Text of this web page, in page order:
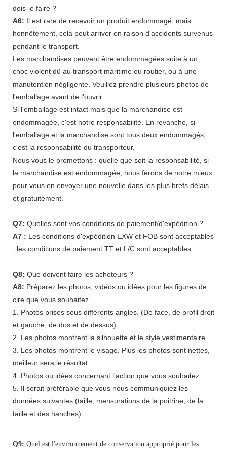
dois-je faire ?
A6: Il est rare de recevoir un produit endommagé, mais
honnêtement, cela peut arriver en raison d'accidents survenus
pendant le transport.
Les marchandises peuvent être endommagées suite à un
choc violent dû au transport maritime ou routier, ou à une
manutention négligente. Veuillez prendre plusieurs photos de
l'emballage avant de l'ouvrir.
Si l'emballage est intact mais que la marchandise est
endommagée, c'est notre responsabilité. En revanche, si
l'emballage et la marchandise sont tous deux endommagés,
c'est la responsabilité du transporteur.
Nous vous le promettons : quelle que soit la responsabilité, si
la marchandise est endommagée, nous ferons de notre mieux
pour vous en envoyer une nouvelle dans les plus brefs délais
et gratuitement.
Q7: Quelles sont vos conditions de paiement/d'expédition ?
A7 : Les conditions d'expédition EXW et FOB sont acceptables
; les conditions de paiement TT et L/C sont acceptables.
Q8: Que doivent faire les acheteurs ?
A8: Préparez les photos, vidéos ou idées pour les figures de
cire que vous souhaitez.
1. Photos prises sous différents angles. (De face, de profil droit
et gauche, de dos et de dessus)
2. Les photos montrent la silhouette et le style vestimentaire.
3. Les photos montrent le visage. Plus les photos sont nettes,
meilleur sera le résultat.
4. Photos ou idées concernant l'action que vous souhaitez.
5. Il serait préférable que vous nous communiquiez les
données suivantes (taille, mensurations de la poitrine, de la
taille et des hanches).
Q9: Quel est l'environnement de conservation approprié pour les